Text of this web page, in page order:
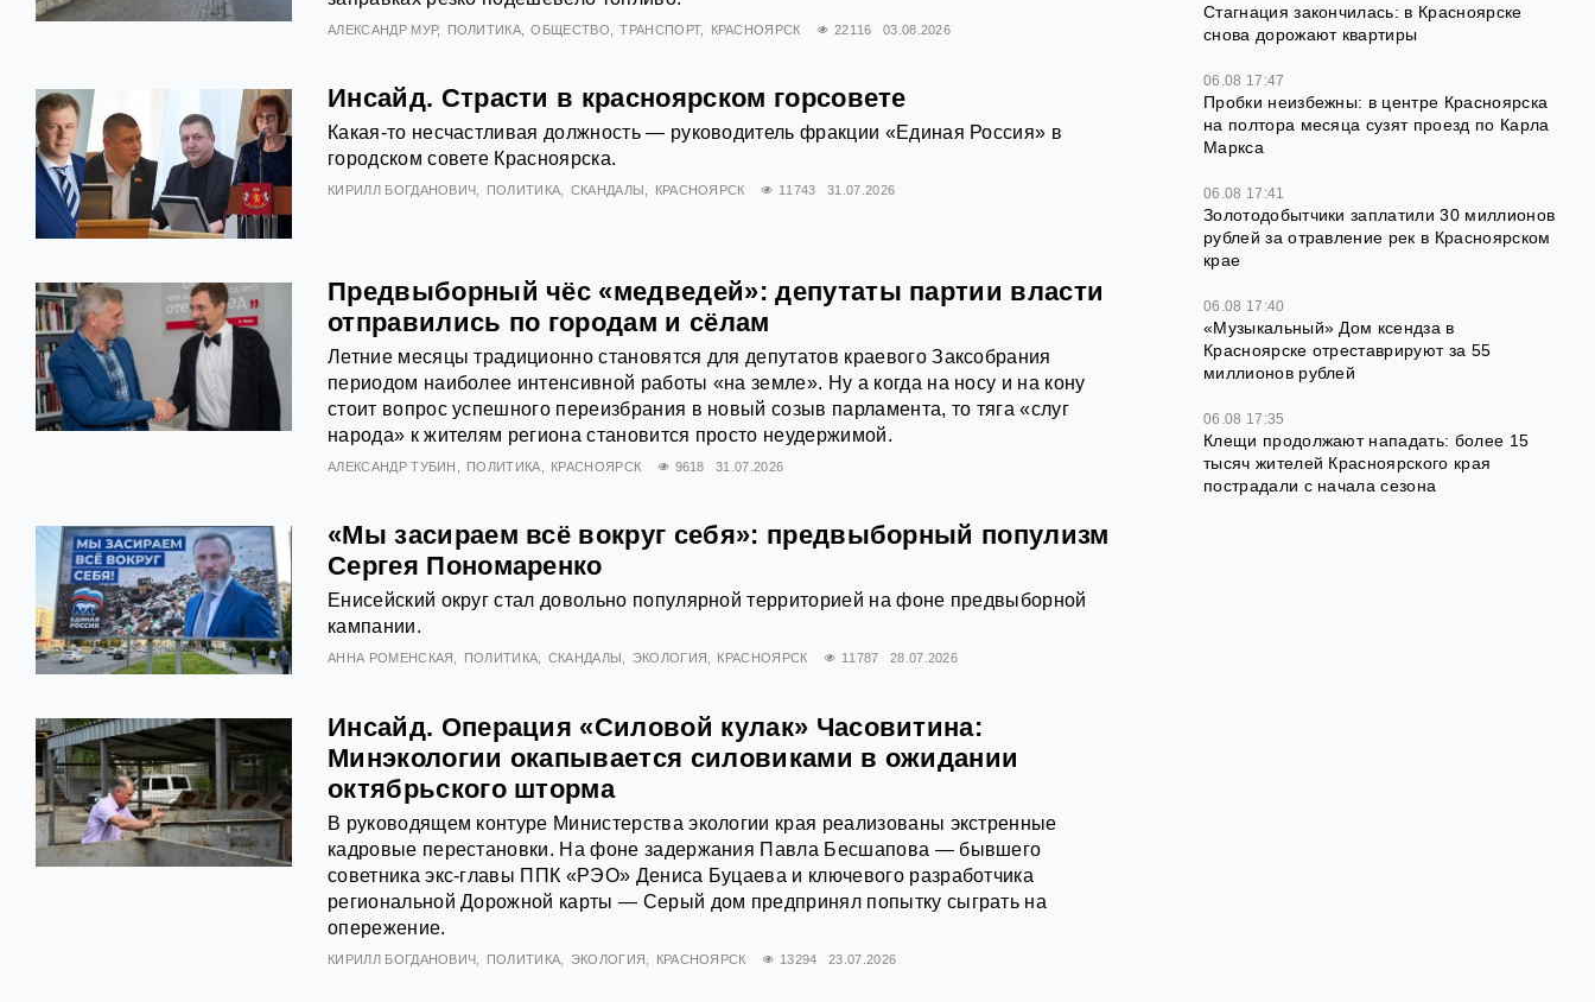
АЛЕКСАНДР МУР ПОЛИТИКА ОБЩЕСТВО ТРАНСПОРТ КРАСНОЯРСК 22116 03.08.2026
Инсайд. Страсти в красноярском горсовете
Какая-то несчастливая должность — руководитель фракции «Единая Россия» в
городском совете Красноярска.
КИРИЛЛ БОГДАНОВИЧ ПОЛИТИКА СКАНДАЛЫ КРАСНОЯРСК 11743 31.07.2026
Предвыборный чёс «медведей»: депутаты партии власти
отправились по городам и сёлам
Летние месяцы традиционно становятся для депутатов краевого Заксобрания
периодом наиболее интенсивной работы «на земле». Ну а когда на носу и на кону
стоит вопрос успешного переизбрания в новый созыв парламента, то тяга «слуг
народа» к жителям региона становится просто неудержимой.
АЛЕКСАНДР ТУБИН ПОЛИТИКА КРАСНОЯРСК 9618 31.07.2026
«Мы засираем всё вокруг себя»: предвыборный популизм
Сергея Пономаренко
Енисейский округ стал довольно популярной территорией на фоне предвыборной
кампании.
АННА РОМЕНСКАЯ ПОЛИТИКА СКАНДАЛЫ ЭКОЛОГИЯ КРАСНОЯРСК 11787 28.07.2026
Инсайд. Операция «Силовой кулак» Часовитина:
Минэкологии окапывается силовиками в ожидании
октябрьского шторма
В руководящем контуре Министерства экологии края реализованы экстренные
кадровые перестановки. На фоне задержания Павла Бесшапова — бывшего
советника экс-главы ППК «РЭО» Дениса Буцаева и ключевого разработчика
региональной Дорожной карты — Серый дом предпринял попытку сыграть на
опережение.
КИРИЛЛ БОГДАНОВИЧ ПОЛИТИКА ЭКОЛОГИЯ КРАСНОЯРСК 13294 23.07.2026
Стагнация закончилась: в Красноярске
снова дорожают квартиры
06.08 17:47
Пробки неизбежны: в центре Красноярска
на полтора месяца сузят проезд по Карла
Маркса
06.08 17:41
Золотодобытчики заплатили 30 миллионов
рублей за отравление рек в Красноярском
крае
06.08 17:40
«Музыкальный» Дом ксендза в
Красноярске отреставрируют за 55
миллионов рублей
06.08 17:35
Клещи продолжают нападать: более 15
тысяч жителей Красноярского края
пострадали с начала сезона